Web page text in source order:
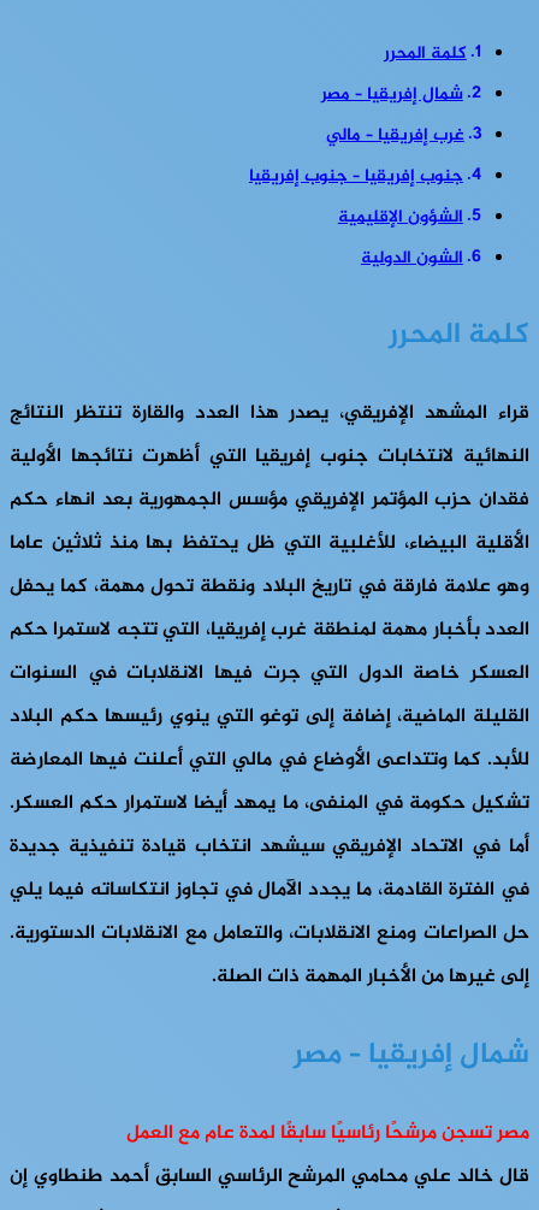
كلمة المحرر
شمال إفريقيا – مصر
غرب إفريقيا – مالي
جنوب إفريقيا – جنوب إفريقيا
الشؤون الإقليمية
الشون الدولية
كلمة المحرر
قراء المشهد الإفريقي، يصدر هذا العدد والقارة تنتظر النتائج
النهائية لانتخابات جنوب إفريقيا التي أظهرت نتائجها الأولية
فقدان حزب المؤتمر الإفريقي مؤسس الجمهورية بعد انهاء حكم
الأقلية البيضاء، للأغلبية التي ظل يحتفظ بها منذ ثلاثين عاما
وهو علامة فارقة في تاريخ البلاد ونقطة تحول مهمة، كما يحفل
العدد بأخبار مهمة لمنطقة غرب إفريقيا، التي تتجه لاستمرا حكم
العسكر خاصة الدول التي جرت فيها الانقلابات في السنوات
القليلة الماضية، إضافة إلى توغو التي ينوي رئيسها حكم البلاد
للأبد. كما وتتداعى الأوضاع في مالي التي أعلنت فيها المعارضة
تشكيل حكومة في المنفى، ما يمهد أيضا لاستمرار حكم العسكر.
أما في الاتحاد الإفريقي سيشهد انتخاب قيادة تنفيذية جديدة
في الفترة القادمة، ما يجدد الآمال في تجاوز انتكاساته فيما يلي
حل الصراعات ومنع الانقلابات، والتعامل مع الانقلابات الدستورية.
إلى غيرها من الأخبار المهمة ذات الصلة.
شمال إفريقيا – مصر
مصر تسجن مرشحًا رئاسيًا سابقًا لمدة عام مع العمل
قال خالد علي محامي المرشح الرئاسي السابق أحمد طنطاوي إن